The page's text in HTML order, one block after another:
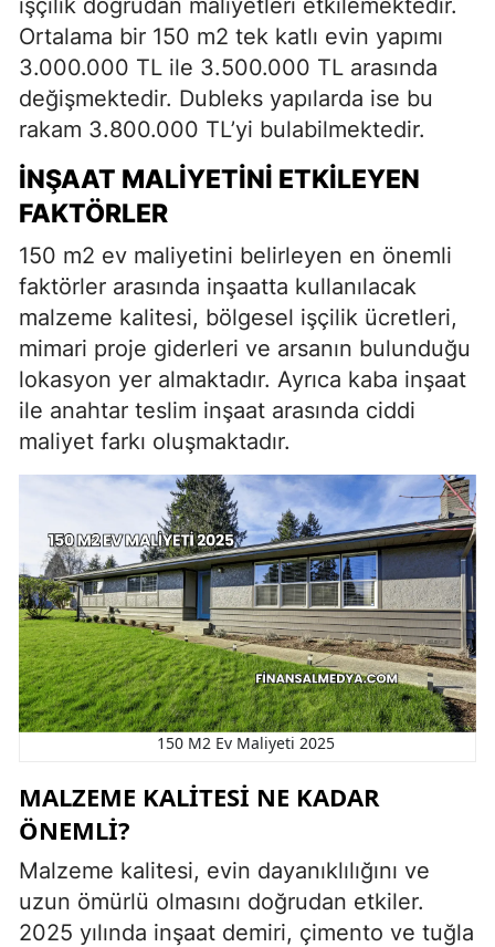
işçilik doğrudan maliyetleri etkilemektedir.
Ortalama bir 150 m2 tek katlı evin yapımı
3.000.000 TL ile 3.500.000 TL arasında
değişmektedir. Dubleks yapılarda ise bu
rakam 3.800.000 TL’yi bulabilmektedir.
İNŞAAT MALIYETINI ETKILEYEN
FAKTÖRLER
150 m2 ev maliyetini belirleyen en önemli
faktörler arasında inşaatta kullanılacak
malzeme kalitesi, bölgesel işçilik ücretleri,
mimari proje giderleri ve arsanın bulunduğu
lokasyon yer almaktadır. Ayrıca kaba inşaat
ile anahtar teslim inşaat arasında ciddi
maliyet farkı oluşmaktadır.
150 M2 Ev Maliyeti 2025
MALZEME KALITESI NE KADAR
ÖNEMLI?
Malzeme kalitesi, evin dayanıklılığını ve
uzun ömürlü olmasını doğrudan etkiler.
2025 yılında inşaat demiri, çimento ve tuğla